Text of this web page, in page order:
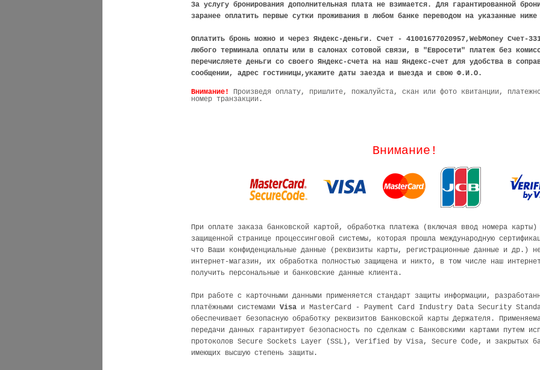
За услугу бронирования дополнительная плата не взимается. Для гарантированной
заранее оплатить первые сутки проживания в любом банке переводом на указанные ниже
Оплатить бронь можно и через Яндекс-деньги. Счет - 41001677020957,WebMoney Счет-
любого терминала оплаты или в салонах сотовой связи, в "Евросети" платеж без
перечисляете деньги со своего Яндекс-счета на наш Яндекс-счет для удобства в
сообщении, адрес гостиницы,укажите даты заезда и выезда и свою Ф.И.О.
Внимание!
Произведя оплату, пришлите, пожалуйста, скан или фото квитанции,
номер транзакции.
Внимание!
При оплате заказа банковской картой, обработка платежа (включая ввод номера карты)
защищенной странице процессинговой системы, которая прошла международную
что Ваши конфиденциальные данные (реквизиты карты, регистрационные данные и др.)
интернет-магазин, их обработка полностью защищена и никто, в том числе наш
получить персональные и банковские данные клиента.
При работе с карточными данными применяется стандарт защиты информации,
платёжными системами Visa и MasterCard - Payment Card Industry Data Security
обеспечивает безопасную обработку реквизитов Банковской карты Держателя.
передачи данных гарантирует безопасность по сделкам с Банковскими картами путем
протоколов Secure Sockets Layer (SSL), Verified by Visa, Secure Code, и закрытых
имеющих высшую степень защиты.